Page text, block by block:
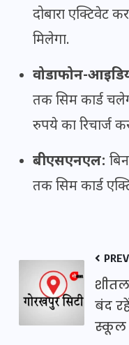
दोबारा एक्टिवेट
मिलेगा.
वोडाफोन-
तक सिम कार्ड
रुपये का रिचार्ज
बीएसएनएल:
तक सिम कार्ड
बंद
स्कूल